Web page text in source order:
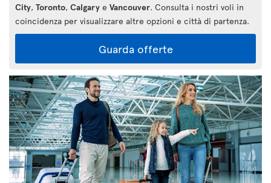
City, Toronto, Calgary e Vancouver. Consulta i nostri voli in
coincidenza per visualizzare altre opzioni e città di partenza.
Guarda offerte